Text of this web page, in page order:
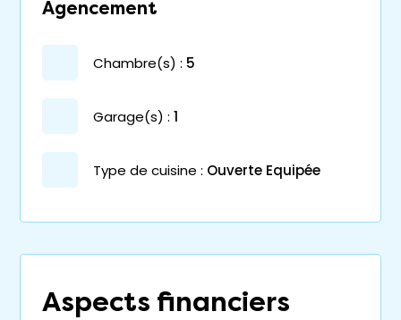
Agencement
chambre(s) : 5
garage(s) : 1
Type de cuisine : Ouverte Equipée
Aspects financiers